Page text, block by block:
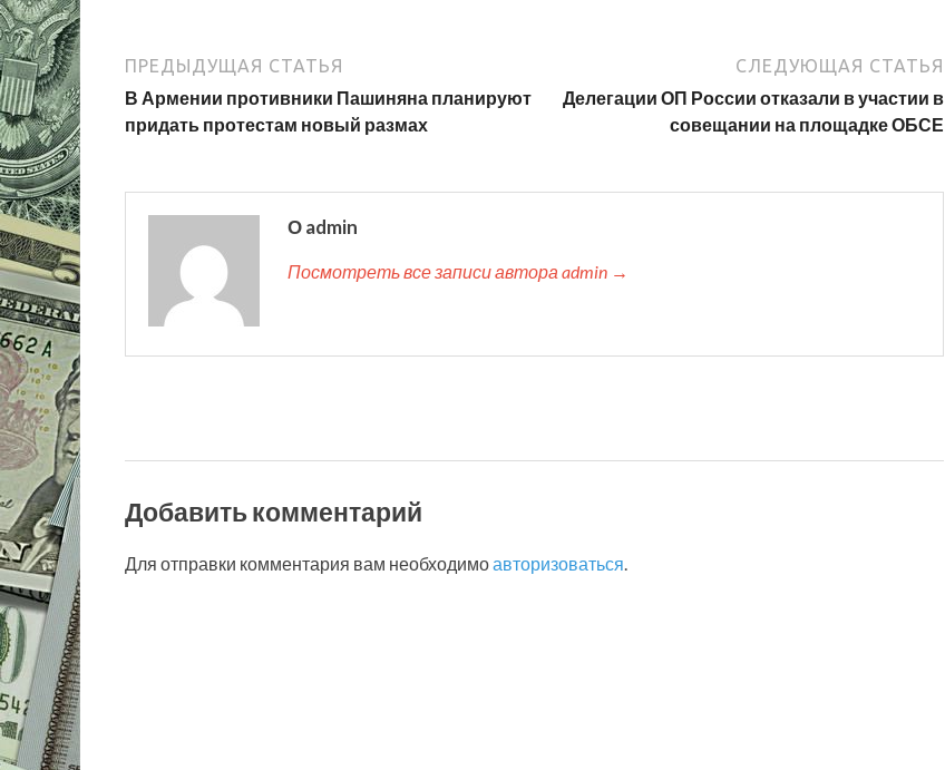
ПРЕДЫДУЩАЯ СТАТЬЯ
В Армении противники Пашиняна планируют
придать протестам новый размах
СЛЕДУЮЩАЯ СТАТЬЯ
Делегации ОП России отказали в участии в
совещании на площадке ОБСЕ
О admin
Посмотреть все записи автора admin →
Добавить комментарий
Для отправки комментария вам необходимоавторизоваться.